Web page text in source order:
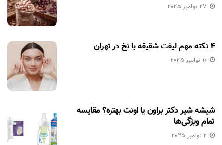
27 نوامبر 2025
۴ نکته مهم لیفت شقیقه با نخ در تهران
10 نوامبر 2025
شیشه شیر دکتر براون یا اونت بهتره؟ مقایسه
تمام ویژگی‌ها
2 نوامبر 2025